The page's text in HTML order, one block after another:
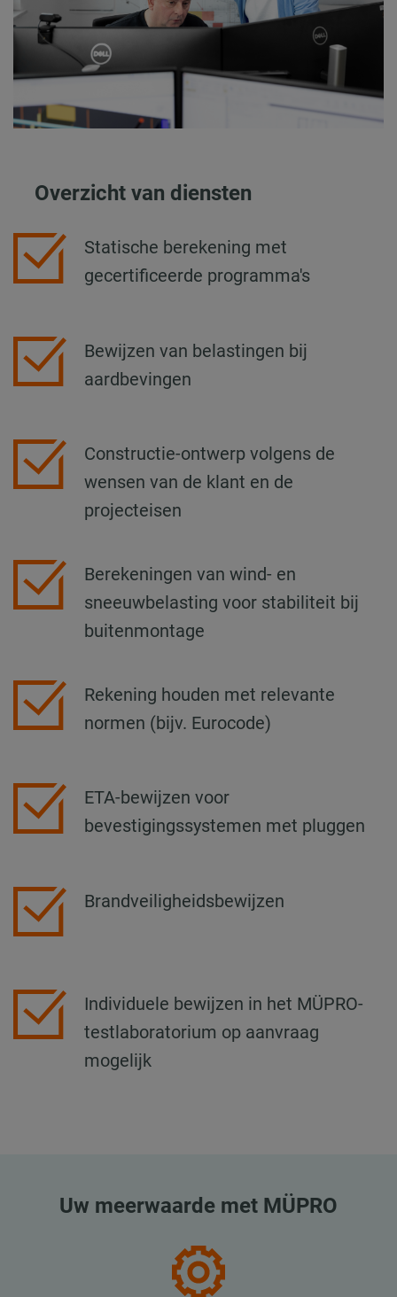
Overzicht van diensten
Statische berekening met
gecertificeerde programma's
Bewijzen van belastingen bij
aardbevingen
Constructie-ontwerp volgens de
wensen van de klant en de
projecteisen
Berekeningen van wind- en
sneeuwbelasting voor stabiliteit bij
buitenmontage
Rekening houden met relevante
normen (bijv. Eurocode)
ETA-bewijzen voor
bevestigingssystemen met pluggen
Brandveiligheidsbewijzen
Individuele bewijzen in het MÜPRO-
testlaboratorium op aanvraag
mogelijk
Uw meerwaarde met MÜPRO